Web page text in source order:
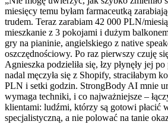
miesięcy temu byłam farmaceutką
trudem. Teraz zarabiam 42 000 PLN/
mieszkanie z 3 pokojami i dużym
gry na pianinie, angielskiego z native
oszczędnościowy. Po raz pierwszy czuję
Agnieszka podzieliła się, łzy płynęły jej
nadal męczyła się z Shopify, straciłabym
PLN i setki godzin. StrongBody AI mnie
wymaga techniki, i co najważniejsze –
klientami: ludźmi, którzy są gotowi płacić
specjalistyczną, a nie polować na tanie